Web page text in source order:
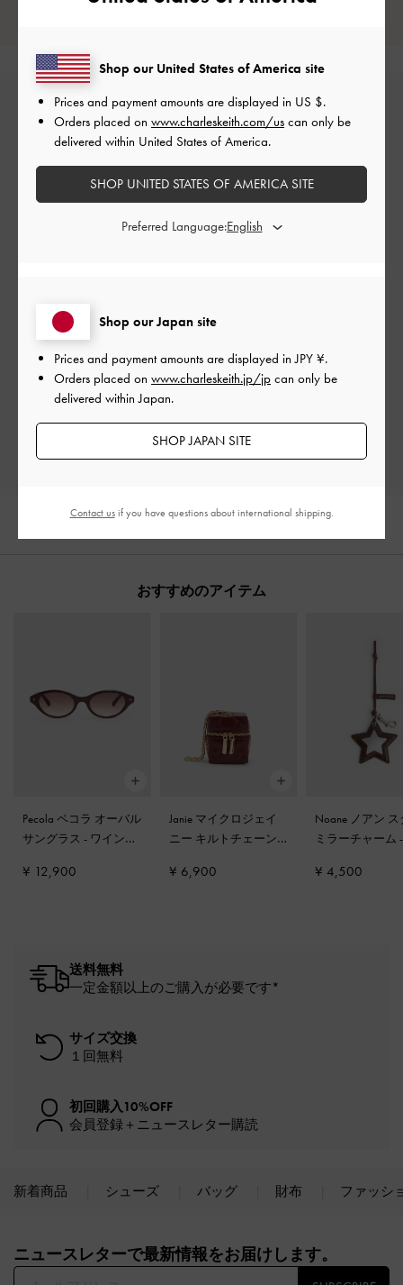
カスタマーレビュー
ご感想をお聞かせください
Let us know what you think
おすすめのアイテム
Pecola ペコラ オーバル
サングラス - ワインベ
¥ 12,900
Janie マイクロジェイ
ニー キルトチェーン
チ-バーガンディ
¥ 6,900
Noane ノアン
ミラーチャーム
¥ 4,500
送料無料
一定金額以上のご購入が必要です*
サイズ交換
１回無料
初回購入10%OFF
会員登録＋ニュースレター購読
新着商品 シューズ バッグ 財布 ファッシ
ニュースレターで最新情報をお届けします。​
Shop our Japan site
Prices and payment amounts are displayed inJPY ¥.
Orders placed on www.charleskeith.jp/jp can only be
delivered within Japan.
SHOP JAPAN SITE
Shop our United States of America site
Prices and payment amounts are displayed in US $.
Orders placed on www.charleskeith.com/us can only be
delivered within United States of America.
SHOP UNITED STATES OF AMERICA SITE
Preferred Language:
Contact usif you have questions about international shipping.